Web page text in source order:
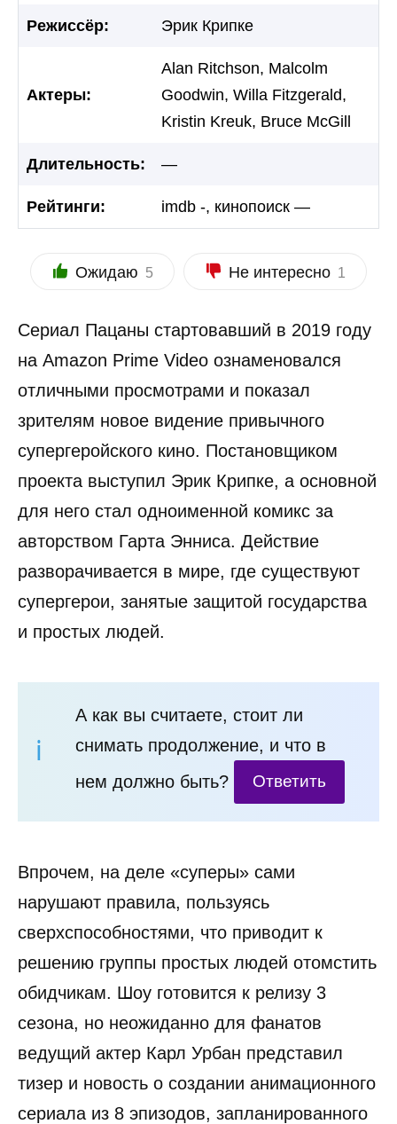
Режиссёр: Эрик Крипке
Актеры:
Alan Ritchson, Malcolm
Goodwin, Willa Fitzgerald,
Kristin Kreuk, Bruce McGill
Длительность: —
Рейтинги: imdb -, кинопоиск —
Ожидаю 5 Не интересно 1
Сериал Пацаны стартовавший в 2019 году
на Amazon Prime Video ознаменовался
отличными просмотрами и показал
зрителям новое видение привычного
супергеройского кино. Постановщиком
проекта выступил Эрик Крипке, а основной
для него стал одноименной комикс за
авторством Гарта Энниса. Действие
разворачивается в мире, где существуют
супергерои, занятые защитой государства
и простых людей.
А как вы считаете, стоит ли
снимать продолжение, и что в
нем должно быть?
Ответить
Впрочем, на деле «суперы» сами
нарушают правила, пользуясь
сверхспособностями, что приводит к
решению группы простых людей отомстить
обидчикам. Шоу готовится к релизу 3
сезона, но неожиданно для фанатов
ведущий актер Карл Урбан представил
тизер и новость о создании анимационного
сериала из 8 эпизодов, запланированного